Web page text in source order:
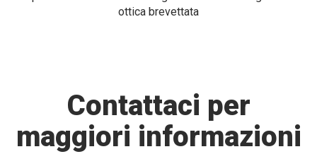
ottica brevettata
Contattaci per
maggiori informazioni